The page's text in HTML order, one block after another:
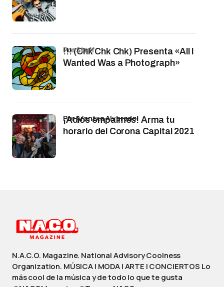
!!! (Chk Chk Chk) Presenta «All I
Wanted Was a Photograph»
por Staff
¡Adiós empalmes! Arma tu
horario del Corona Capital 2021
por Arantxa Alvarado
N.A.C.O. Magazine. National Advisory Coolness
Organization. MÚSICA | MODA | ARTE | CONCIERTOS Lo
más cool de la música y de todo lo que te gusta